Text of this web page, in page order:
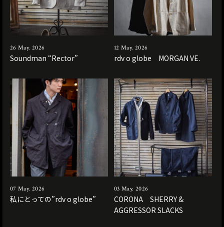
26 May. 2026
Soundman “Rector”
12 May. 2026
rdv o globe MORGAN VE.
07 May. 2026
私にとっての”rdv o globe”
03 May. 2026
CORONA SHERRY &
AGGRESSOR SLACKS